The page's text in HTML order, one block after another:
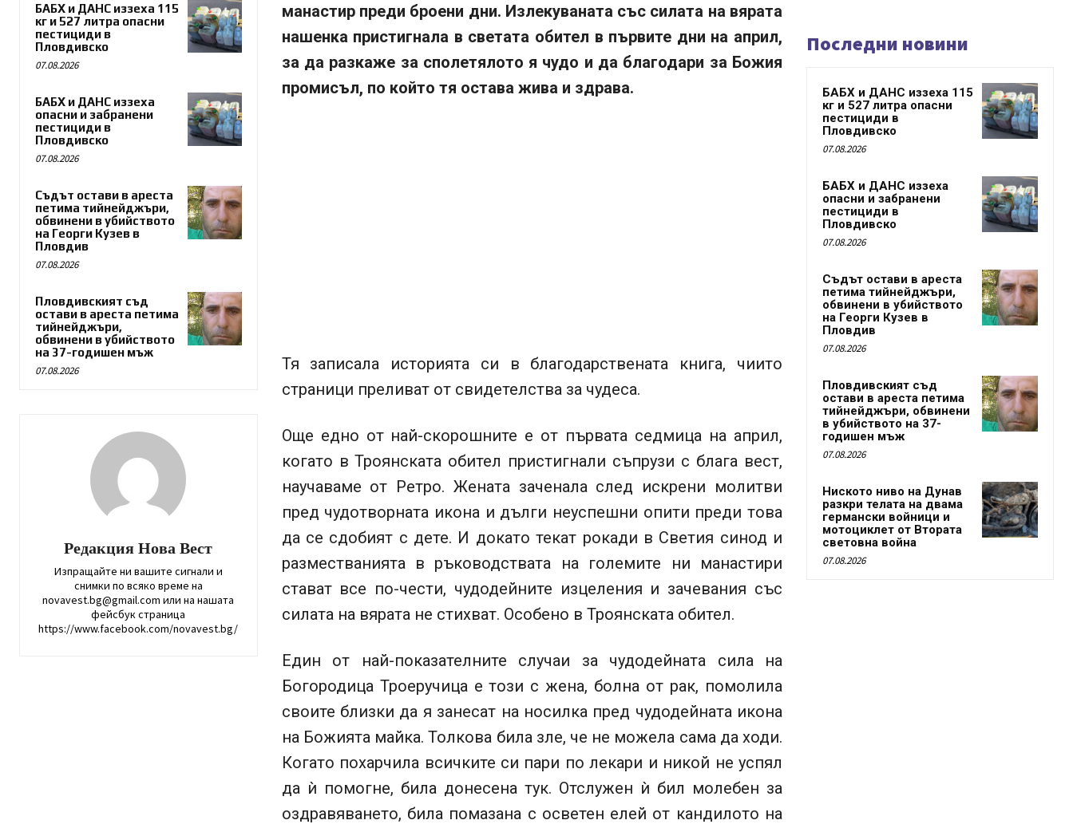
БАБХ и ДАНС иззеха 115
кг и 527 литра опасни
пестициди в
Пловдивско
07.08.2026
БАБХ и ДАНС иззеха
опасни и забранени
пестициди в
Пловдивско
07.08.2026
Съдът остави в ареста
петима тийнейджъри,
обвинени в убийството
на Георги Кузев в
Пловдив
07.08.2026
Пловдивският съд
остави в ареста петима
тийнейджъри,
обвинени в убийството
на 37-годишен мъж
07.08.2026
Редакция Нова Вест
Изпращайте ни вашите сигнали и
снимки по всяко време на
novavest.bg@gmail.com или на нашата
фейсбук страница
https://www.facebook.com/novavest.bg/
манастир преди броени дни. Излекуваната със силата на вярата
нашенка пристигнала в светата обител в първите дни на април,
за да разкаже за сполетялото я чудо и да благодари за Божия
промисъл, по който тя остава жива и здрава.
Тя записала историята си в благодарствената книга, чиито
страници преливат от свидетелства за чудеса.
Още едно от най-скорошните е от първата седмица на април,
когато в Троянската обител пристигнали съпрузи с блага вест,
научаваме от Ретро. Жената заченала след искрени молитви
пред чудотворната икона и дълги неуспешни опити преди това
да се сдобият с дете. И докато текат рокади в Светия синод и
разместванията в ръководствата на големите ни манастири
стават все по-чести, чудодейните изцеления и зачевания със
силата на вярата не стихват. Особено в Троянската обител.
Един от най-показателните случаи за чудодейната сила на
Богородица Троеручица е този с жена, болна от рак, помолила
своите близки да я занесат на носилка пред чудодейната икона
на Божията майка. Толкова била зле, че не можела сама да ходи.
Когато похарчила всичките си пари по лекари и никой не успял
да ѝ помогне, била донесена тук. Отслужен ѝ бил молебен за
оздравяването, била помазана с осветен елей от кандилото на
Последни новини
БАБХ и ДАНС иззеха 115
кг и 527 литра опасни
пестициди в
Пловдивско
07.08.2026
БАБХ и ДАНС иззеха
опасни и забранени
пестициди в
Пловдивско
07.08.2026
Съдът остави в ареста
петима тийнейджъри,
обвинени в убийството
на Георги Кузев в
Пловдив
07.08.2026
Пловдивският съд
остави в ареста петима
тийнейджъри, обвинени
в убийството на 37-
годишен мъж
07.08.2026
Ниското ниво на Дунав
разкри телата на двама
германски войници и
мотоциклет от Втората
световна война
07.08.2026